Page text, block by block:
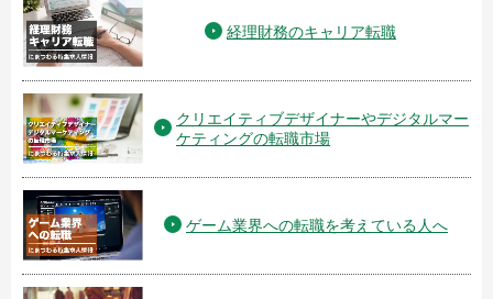
経理財務のキャリア転職
クリエイティブデザイナーやデジタルマー
ケティングの転職市場
ゲーム業界への転職を考えている人へ